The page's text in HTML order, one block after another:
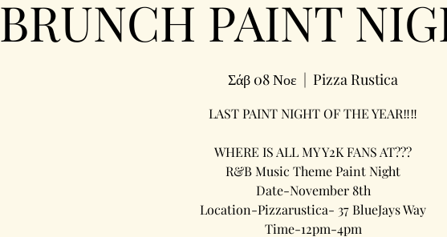
BRUNCH PAINT
Σάβ 08 Νοε
  |
Pizza Rustica
LAST PAINT NIGHT OF THE YEAR‼️‼️
WHERE IS ALL MY Y2K FANS AT???
R&B Music Theme Paint Night
Date-November 8th
Location-Pizzarustica- 37 BlueJays Way
Time-12pm-4pm